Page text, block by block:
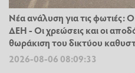
Νέα ανάλυση για τις
ΔΕΗ - Οι χρεώσεις και οι
θωράκιση του δικτύου
2026-08-06 08:09:33